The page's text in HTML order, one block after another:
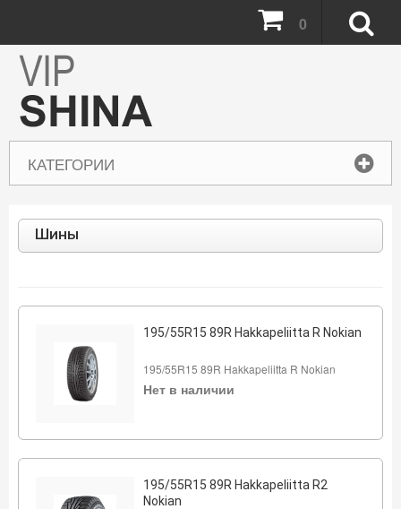
КАТЕГОРИИ
0
Шины
195/55R15 89R Hakkapeliitta R Nokian
195/55R15 89R Hakkapeliitta R Nokian
Нет в наличии
195/55R15 89R Hakkapeliitta R2
Nokian